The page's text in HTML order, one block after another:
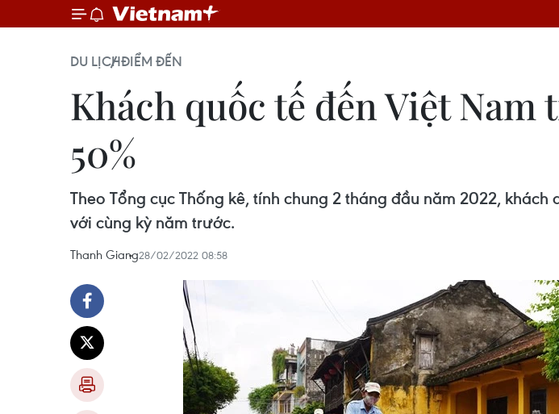
DU LỊCHĐIỂM ĐẾN
Khách quốc tế đến Việt
50%
Theo Tổng cục Thống kê, tính chung 2 tháng đầu năm 2022,
với cùng kỳ năm trước.
Thanh Giang28/02/2022 08:58